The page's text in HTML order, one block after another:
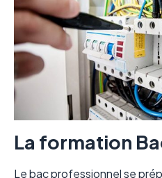
La formation
Le bac professionnel se